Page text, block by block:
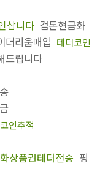
삽니다 검돈현금화
더리움매입 테더코인
드립니다
인추적
상품권테더전송 핑